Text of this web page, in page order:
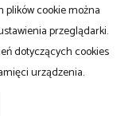
161,80 zł/m
299 000 zł
plików cookie można
przeglądarki.
dotyczących cookies
urządzenia.